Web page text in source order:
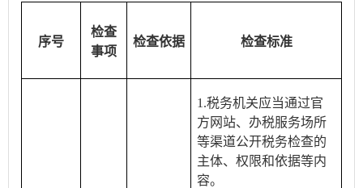
序号
检查
事项
检查依据 检查标准
1.税务机关应当通过官
方网站、办税服务场所
等渠道公开税务检查的
主体、权限和依据等内
容。